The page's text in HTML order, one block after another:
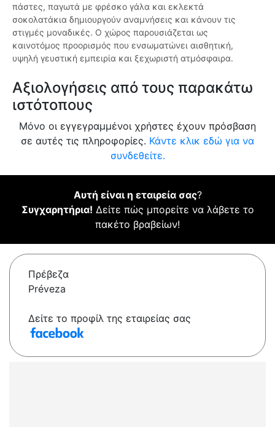
πάστες, παγωτά με φρέσκο γάλα και εκλεκτά
σοκολατάκια δημιουργούν αναμνήσεις και κάνουν τις
στιγμές μοναδικές. Ο χώρος παρουσιάζεται ως
καινοτόμος προορισμός που ενσωματώνει αισθητική,
υψηλή γευστική εμπειρία και ξεχωριστή ατμόσφαιρα.
Αξιολογήσεις από τους παρακάτω
ιστότοπους
Μόνο οι εγγεγραμμένοι χρήστες έχουν πρόσβαση
σε αυτές τις πληροφορίες. Κάντε κλικ εδώ για να
συνδεθείτε.
Αυτή είναι η εταιρεία σας?
Συγχαρητήρια! Δείτε πώς μπορείτε να λάβετε το
πακέτο βραβείων!
Πρέβεζα
Préveza
Δείτε το προφίλ της εταιρείας σας